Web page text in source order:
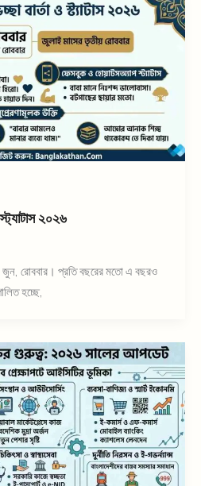
স্ট্যাটাস ২০২৬
জুন, রোববার। প্রতি বছরের মতো এ বছরও
হচ্ছে,